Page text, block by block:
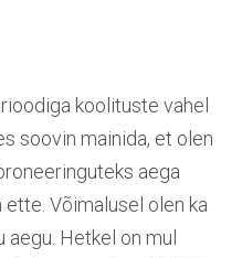
koolituste vahel
soovin mainida, et olen
aega
Võimalusel olen ka
Hetkel on mul